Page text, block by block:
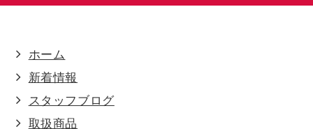
ホーム
新着情報
スタッフブログ
取扱商品